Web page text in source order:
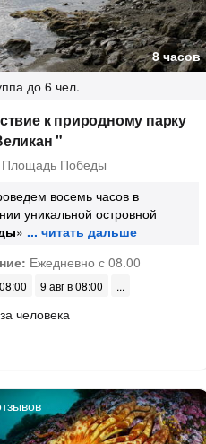
8 часов
до 6 чел.
к природному парку
"
Площадь Победы
восемь часов в
уникальной островной
»
Ежедневно с 08.00
9 авг в 08:00
человека